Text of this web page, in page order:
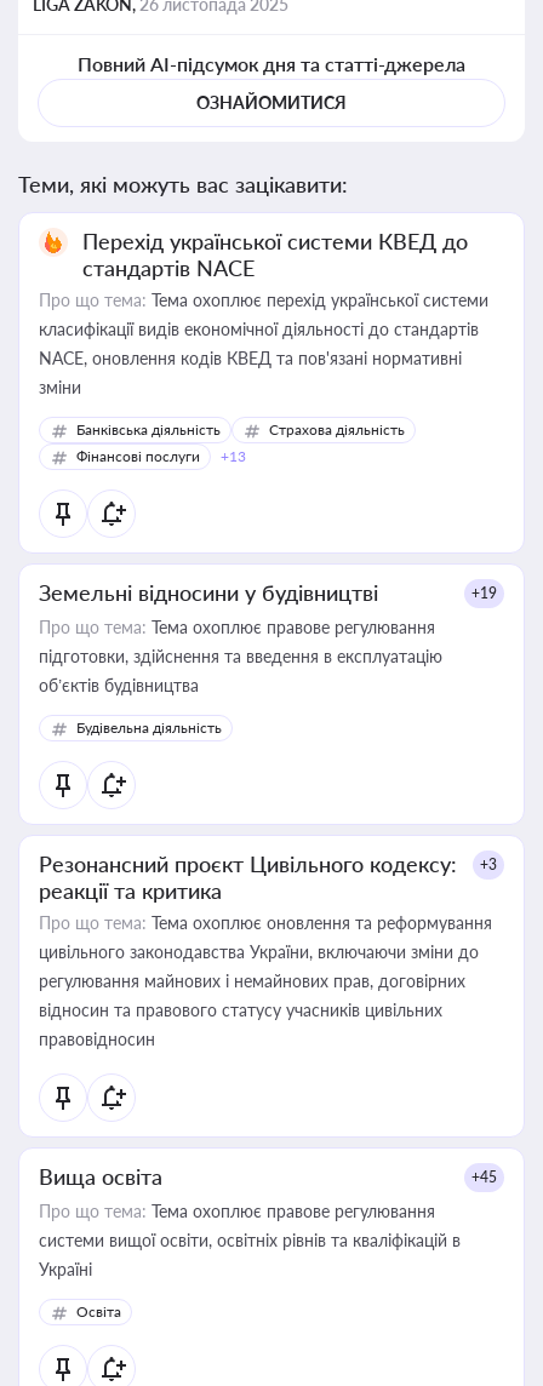
LIGA ZAKON, 26 листопада 2025
Повний AI-підсумок дня та статті-джерела
ОЗНАЙОМИТИСЯ
Теми, які можуть вас зацікавити:
Перехід української системи КВЕД до
стандартів NACE
Про що тема: Тема охоплює перехід української системи
класифікації видів економічної діяльності до стандартів
NACE, оновлення кодів КВЕД та пов'язані нормативні
зміни
Банківська діяльність
Страхова діяльність
Фінансові послуги
+13
Земельні відносини у будівництві +19
Про що тема: Тема охоплює правове регулювання
підготовки, здійснення та введення в експлуатацію
об’єктів будівництва
Будівельна діяльність
Резонансний проєкт Цивільного кодексу:
реакції та критика
+3
Про що тема: Тема охоплює оновлення та реформування
цивільного законодавства України, включаючи зміни до
регулювання майнових і немайнових прав, договірних
відносин та правового статусу учасників цивільних
правовідносин
Вища освіта +45
Про що тема: Тема охоплює правове регулювання
системи вищої освіти, освітніх рівнів та кваліфікацій в
Україні
Освіта